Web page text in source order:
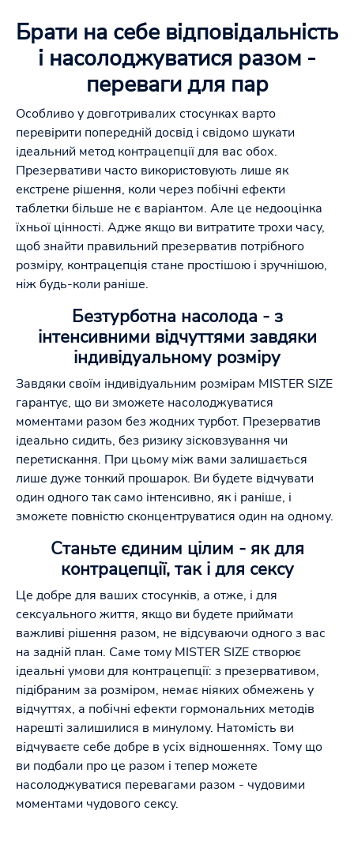
Брати на себе відповідальність
і насолоджуватися разом -
переваги для пар
Особливо у довготривалих стосунках варто
перевірити попередній досвід і свідомо шукати
ідеальний метод контрацепції для вас обох.
Презервативи часто використовують лише як
екстрене рішення, коли через побічні ефекти
таблетки більше не є варіантом. Але це недооцінка
їхньої цінності. Адже якщо ви витратите трохи часу,
щоб знайти правильний презерватив потрібного
розміру, контрацепція стане простішою і зручнішою,
ніж будь-коли раніше.
Безтурботна насолода - з
інтенсивними відчуттями завдяки
індивідуальному розміру
Завдяки своїм індивідуальним розмірам MISTER SIZE
гарантує, що ви зможете насолоджуватися
моментами разом без жодних турбот. Презерватив
ідеально сидить, без ризику зісковзування чи
перетискання. При цьому між вами залишається
лише дуже тонкий прошарок. Ви будете відчувати
один одного так само інтенсивно, як і раніше, і
зможете повністю сконцентруватися один на одному.
Станьте єдиним цілим - як для
контрацепції, так і для сексу
Це добре для ваших стосунків, а отже, і для
сексуального життя, якщо ви будете приймати
важливі рішення разом, не відсуваючи одного з вас
на задній план. Саме тому MISTER SIZE створює
ідеальні умови для контрацепції: з презервативом,
підібраним за розміром, немає ніяких обмежень у
відчуттях, а побічні ефекти гормональних методів
нарешті залишилися в минулому. Натомість ви
відчуваєте себе добре в усіх відношеннях. Тому що
ви подбали про це разом і тепер можете
насолоджуватися перевагами разом - чудовими
моментами чудового сексу.